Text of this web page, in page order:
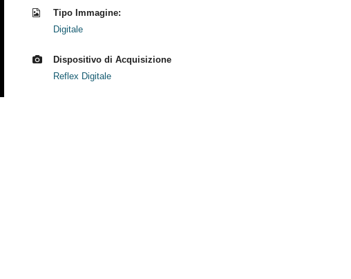
Tipo Immagine:
Digitale
Dispositivo di Acquisizione
Reflex Digitale